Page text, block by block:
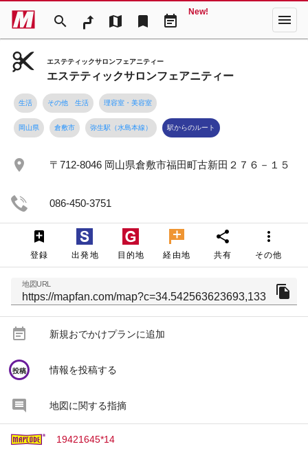
search map bookmark event_note
New! menu
エステティックサロンフェアニティー
エステティックサロンフェアニティー
生活 その他 生活 理容室・美容室
岡山県 倉敷市 弥生駅（水島本線） 駅からのルート
place 〒712-8046 岡山県倉敷市福田町古新田２７６－１５
086-450-3751
登録 出発地 目的地 経由地
share
共有
more_vert
その他
地図URL file_copy
event_note 新規おでかけプランに追加
circle
投稿 情報を投稿する
地図に関する指摘
19421645*14